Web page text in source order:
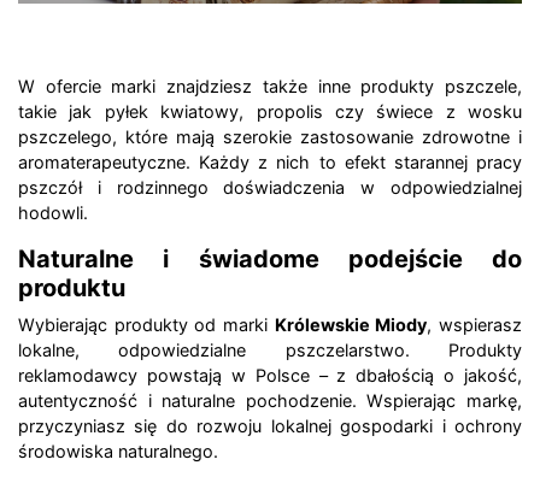
W ofercie marki znajdziesz także inne produkty pszczele,
takie jak pyłek kwiatowy, propolis czy świece z wosku
pszczelego, które mają szerokie zastosowanie zdrowotne i
aromaterapeutyczne. Każdy z nich to efekt starannej pracy
pszczół i rodzinnego doświadczenia w odpowiedzialnej
hodowli.
Naturalne i świadome podejście do
produktu
Wybierając produkty od marki Królewskie Miody, wspierasz
lokalne, odpowiedzialne pszczelarstwo. Produkty
reklamodawcy powstają w Polsce – z dbałością o jakość,
autentyczność i naturalne pochodzenie. Wspierając markę,
przyczyniasz się do rozwoju lokalnej gospodarki i ochrony
środowiska naturalnego.